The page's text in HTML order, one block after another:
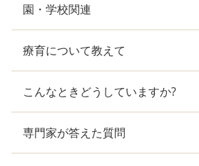
園・学校関連
療育について教えて
こんなときどうしていますか?
専門家が答えた質問